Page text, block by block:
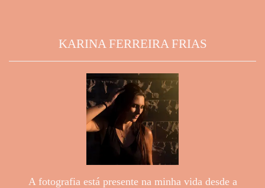
KARINA FERREIRA FRIAS
A fotografia está presente na minha vida desde a